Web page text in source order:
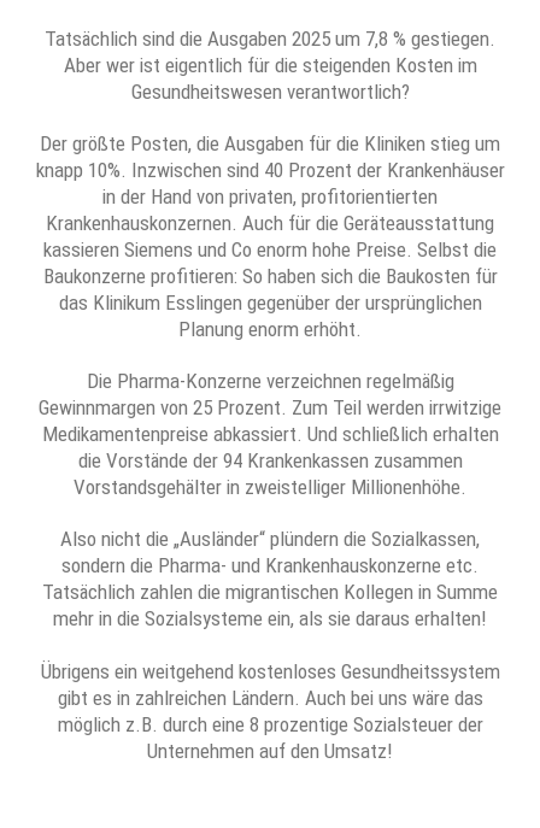
Tatsächlich sind die Ausgaben 2025 um 7,8 % gestiegen.
Aber wer ist eigentlich für die steigenden Kosten im
Gesundheitswesen verantwortlich?
Der größte Posten, die Ausgaben für die Kliniken stieg um
knapp 10%. Inzwischen sind 40 Prozent der Krankenhäuser
in der Hand von privaten, profitorientierten
Krankenhauskonzernen. Auch für die Geräteausstattung
kassieren Siemens und Co enorm hohe Preise. Selbst die
Baukonzerne profitieren: So haben sich die Baukosten für
das Klinikum Esslingen gegenüber der ursprünglichen
Planung enorm erhöht.
Die Pharma-Konzerne verzeichnen regelmäßig
Gewinnmargen von 25 Prozent. Zum Teil werden irrwitzige
Medikamentenpreise abkassiert. Und schließlich erhalten
die Vorstände der 94 Krankenkassen zusammen
Vorstandsgehälter in zweistelliger Millionenhöhe.
Also nicht die „Ausländer“ plündern die Sozialkassen,
sondern die Pharma- und Krankenhauskonzerne etc.
Tatsächlich zahlen die migrantischen Kollegen in Summe
mehr in die Sozialsysteme ein, als sie daraus erhalten!
Übrigens ein weitgehend kostenloses Gesundheitssystem
gibt es in zahlreichen Ländern. Auch bei uns wäre das
möglich z.B. durch eine 8 prozentige Sozialsteuer der
Unternehmen auf den Umsatz!